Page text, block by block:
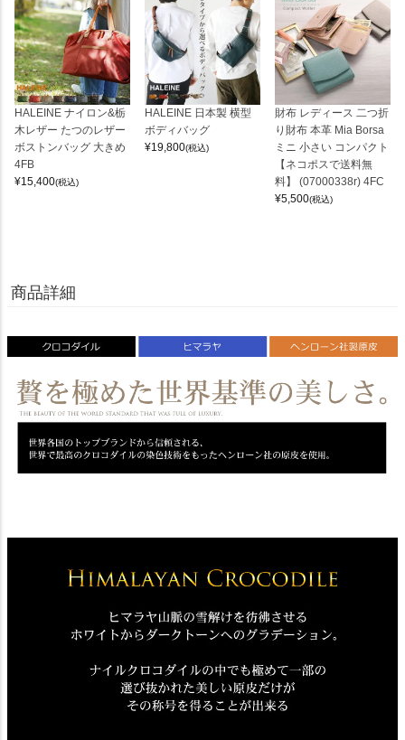
HALEINE ナイロン&栃
木レザー たつのレザー
ボストンバッグ 大きめ
4FB
¥15,400(税込)
HALEINE 日本製 横型
ボディバッグ
¥19,800(税込)
財布 レディース 二つ折
り財布 本革 Mia Borsa
ミニ 小さい コンパクト
【ネコポスで送料無
料】 (07000338r) 4FC
¥5,500(税込)
商品詳細